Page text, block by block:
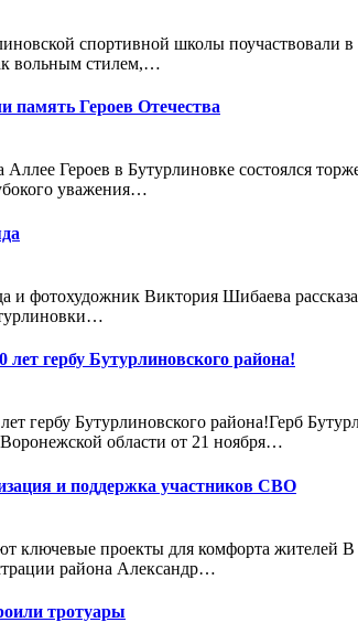
спортивной школы поучаствовали
вольным стилем,…
память Героев Отечества
Аллее Героев в Бутурлиновке состоялся
уважения…
и фотохудожник Виктория Шибаева
лет гербу Бутурлиновского района!
гербу Бутурлиновского района!Герб
области от 21 ноября…
и поддержка участников СВО
ключевые проекты для комфорта жителей
района Александр…
тротуары